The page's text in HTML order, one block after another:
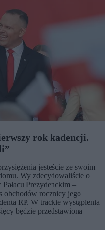
rok kadencji.
jesteście ze swoim
Wy zdecydowaliście o
Prezydenckim –
obchodów rocznicy jego
RP. W trackie wystąpienia
będzie przedstawiona